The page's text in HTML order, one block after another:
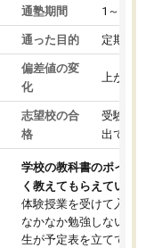
通塾期間 1～3ヵ月
通った目的 定期テス
偏差値の変
化
上がった
志望校の合
格
受験して
出ていな
学校の教科書のポイント
く教えてもらえている
体験授業を受けて入塾し
なかなか勉強しない息子
生が予定表を立ててくれ